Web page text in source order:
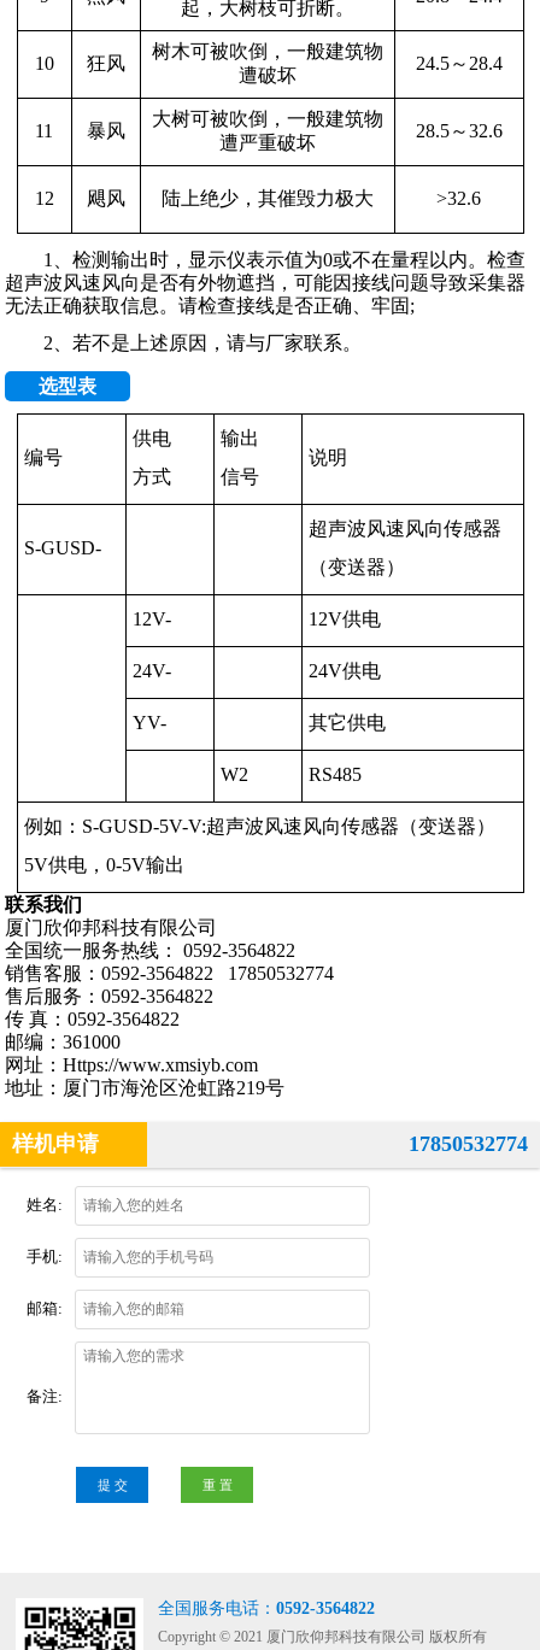
起，大树枝可折断。
10 狂风
树木可被吹倒，一般建筑物
遭破坏
24.5～ 28.4
11 暴风
大树可被吹倒，一般建筑物
遭严重破坏
28.5～32.6
12 飓风 陆上绝少，其催毁力极大 >32.6
1、检测输出时，显示仪表示值为0或不在量程以内。检查
超声波风速风向是否有外物遮挡，可能因接线问题导致采集器
无法正确获取信息。请检查接线是否正确、牢固;
2、若不是上述原因，请与厂家联系。
选型表
编号
供电
方式
输出
信号
说明
S-GUSD-
超声波风速风向传感器
（变送器）
12V- 12V供电
24V- 24V供电
YV- 其它供电
W2 RS485
例如：S-GUSD-5V-V:超声波风速风向传感器（变送器）
5V供电，0-5V输出
联系我们
厦门欣仰邦科技有限公司
全国统一服务热线： 0592-3564822
销售客服：0592-3564822 17850532774
售后服务：0592-3564822
传 真：0592-3564822
邮编：361000
网址：Https://www.xmsiyb.com
地址：厦门市海沧区沧虹路219号
样机申请 17850532774
姓名:
手机:
邮箱:
备注:
提 交 重 置
全国服务电话：0592-3564822
Copyright © 2021 厦门欣仰邦科技有限公司 版权所有